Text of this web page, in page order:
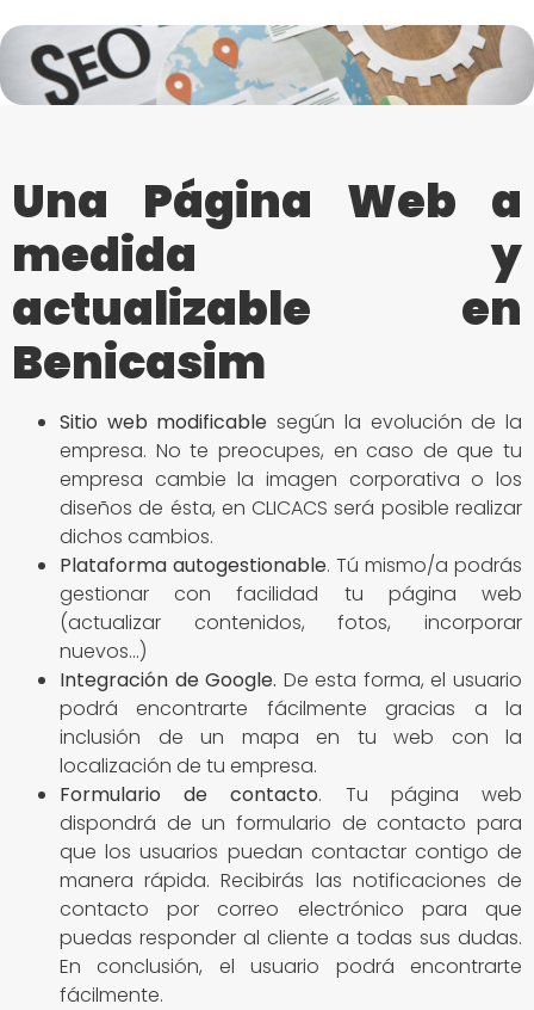
Una Página Web a
medida y
actualizable en
Benicasim
Sitio web modificable según la evolución de la
empresa. No te preocupes, en caso de que tu
empresa cambie la imagen corporativa o los
diseños de ésta, en CLICACS será posible realizar
dichos cambios.
Plataforma autogestionable. Tú mismo/a podrás
gestionar con facilidad tu página web
(actualizar contenidos, fotos, incorporar
nuevos…)
Integración de Google. De esta forma, el usuario
podrá encontrarte fácilmente gracias a la
inclusión de un mapa en tu web con la
localización de tu empresa.
Formulario de contacto. Tu página web
dispondrá de un formulario de contacto para
que los usuarios puedan contactar contigo de
manera rápida. Recibirás las notificaciones de
contacto por correo electrónico para que
puedas responder al cliente a todas sus dudas.
En conclusión, el usuario podrá encontrarte
fácilmente.